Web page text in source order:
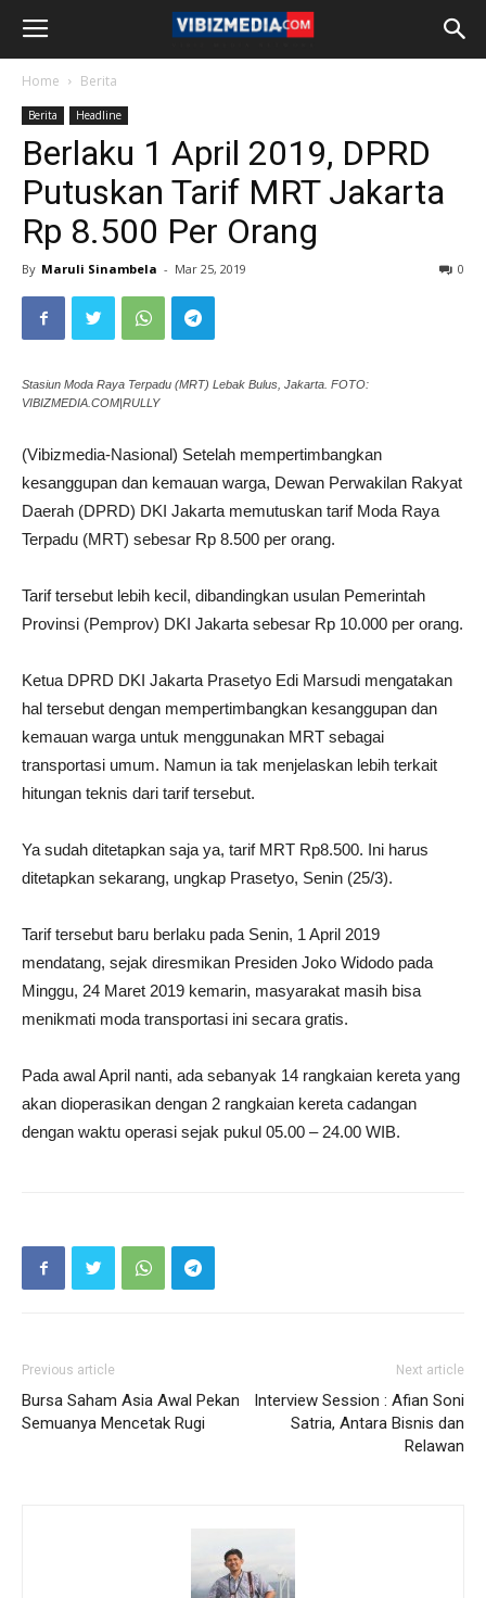
Home Berita
Berita Headline
Berlaku 1 April 2019, DPRD
Putuskan Tarif MRT Jakarta
Rp 8.500 Per Orang
By Maruli Sinambela - Mar 25, 2019 0
Stasiun Moda Raya Terpadu (MRT) Lebak Bulus, Jakarta. FOTO:
VIBIZMEDIA.COM|RULLY
(Vibizmedia-Nasional) Setelah mempertimbangkan
kesanggupan dan kemauan warga, Dewan Perwakilan Rakyat
Daerah (DPRD) DKI Jakarta memutuskan tarif Moda Raya
Terpadu (MRT) sebesar Rp 8.500 per orang.
Tarif tersebut lebih kecil, dibandingkan usulan Pemerintah
Provinsi (Pemprov) DKI Jakarta sebesar Rp 10.000 per orang.
Ketua DPRD DKI Jakarta Prasetyo Edi Marsudi mengatakan
hal tersebut dengan mempertimbangkan kesanggupan dan
kemauan warga untuk menggunakan MRT sebagai
transportasi umum. Namun ia tak menjelaskan lebih terkait
hitungan teknis dari tarif tersebut.
Ya sudah ditetapkan saja ya, tarif MRT Rp8.500. Ini harus
ditetapkan sekarang, ungkap Prasetyo, Senin (25/3).
Tarif tersebut baru berlaku pada Senin, 1 April 2019
mendatang, sejak diresmikan Presiden Joko Widodo pada
Minggu, 24 Maret 2019 kemarin, masyarakat masih bisa
menikmati moda transportasi ini secara gratis.
Pada awal April nanti, ada sebanyak 14 rangkaian kereta yang
akan dioperasikan dengan 2 rangkaian kereta cadangan
dengan waktu operasi sejak pukul 05.00 – 24.00 WIB.
Previous article
Bursa Saham Asia Awal Pekan
Semuanya Mencetak Rugi
Next article
Interview Session : Afian Soni
Satria, Antara Bisnis dan
Relawan